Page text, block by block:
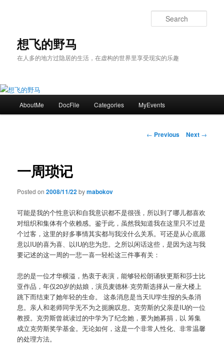
content想飞的野马
在人多的地方过隐居的生活，在虚构的世界里享受现实的乐趣
AboutMe DocFile Categories MyEvents
Post
← Previous Next →
一周琐记
Posted on2008/11/22bymabokov
可能是我的个性意识和自我意识都不是很强，所以到了哪儿都喜欢
对组织和集体有个依赖感。鉴于此，虽然我知道我在这里只不过是
个过客，这里的好多事情其实都与我没什么关系。可还是从心底愿
意以IU的喜为喜、以IU的悲为悲。之所以闲话这些，是因为这与我
要记述的这一周的一悲一喜一轻松这三件事有关：
悲的是一位才华横溢，热衷于表演，能够轻松朗诵狄更斯和莎士比
亚作品，年仅20岁的姑娘，演员麦德林·克劳斯选择从一座大楼上
跳下而结束了她年轻的生命。 这条消息是当天IU学生报的头条消
息。亲人和老师同学无不为之扼腕叹息。克劳斯的父亲是IU的一位
教授。克劳斯曾就读过的中学为了纪念她，要为她募捐，以 筹集
成立克劳斯奖学基金。无论如何，这是一个非常人性化、非常温馨
的处理方法。